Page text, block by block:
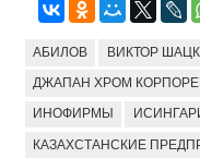
АБИЛОВ ВИКТОР
ДЖАПАН ХРОМ
ИНОФИРМЫ
КАЗАХСТАНСКИЕ